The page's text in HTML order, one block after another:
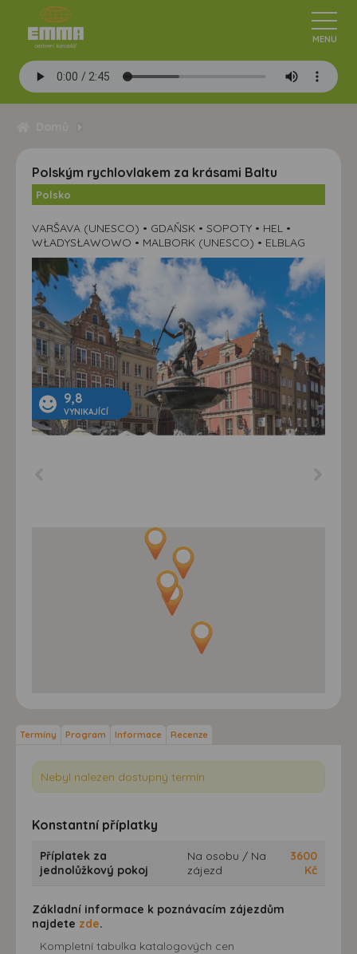
Polským rychlovlakem za krásami Baltu
Polsko
VARŠAVA (UNESCO) • GDAŇSK • SOPOTY • HEL •
WŁADYSŁAWOWO • MALBORK (UNESCO) • ELBLAG
9,8
VYNIKAJÍCÍ
Termíny Program Informace Recenze
Nebyl nalezen dostupný termín.
Konstantní příplatky
Příplatek za
jednolůžkový pokoj
Na osobu / Na
zájezd
3600
Kč
Základní informace k poznávacím zájezdům
najdete zde.
Kompletní tabulka katalogových cen